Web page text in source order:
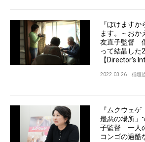
『ぼけます
ます。～おか
友直子監督
って結晶した
【Director’s
2022.03.26 稲垣
『ムクウェ
最悪の場所」
子監督 一人
コンゴの過酷